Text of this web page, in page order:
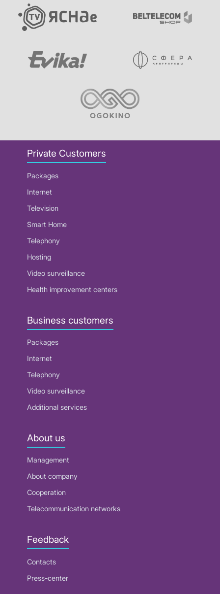
Private Customers
Packages
Internet
Television
Smart Home
Telephony
Hosting
Video surveillance
Health improvement centers
Business customers
Packages
Internet
Telephony
Video surveillance
Additional services
About us
Management
About company
Cooperation
Telecommunication networks
Feedback
Contacts
Press-center